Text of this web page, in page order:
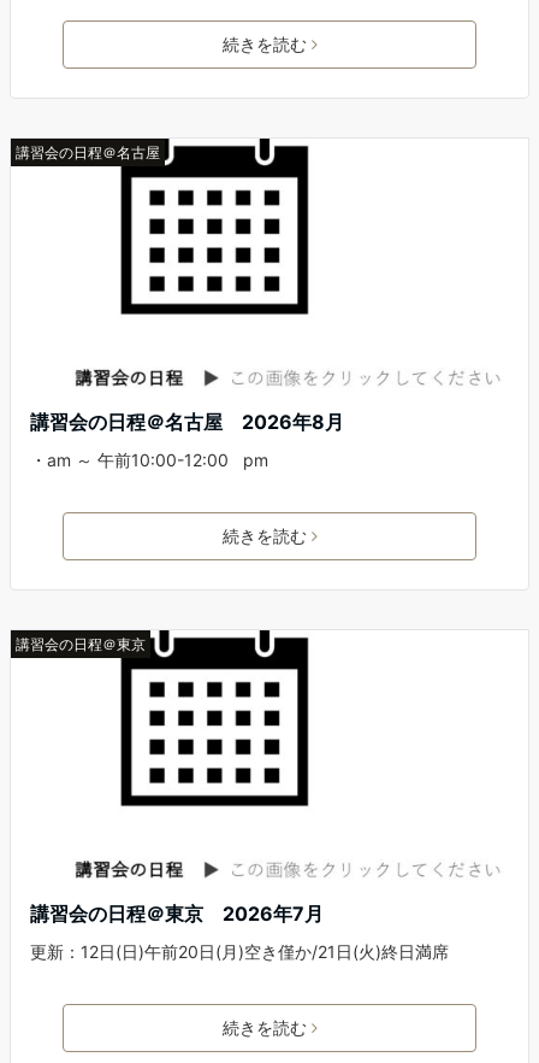
続きを読む
講習会の日程＠名古屋
講習会の日程＠名古屋 2026年8月
・am ～ 午前10:00-12:00 pm
続きを読む
講習会の日程＠東京
講習会の日程＠東京 2026年7月
更新：12日(日)午前20日(月)空き僅か/21日(火)終日満席
続きを読む